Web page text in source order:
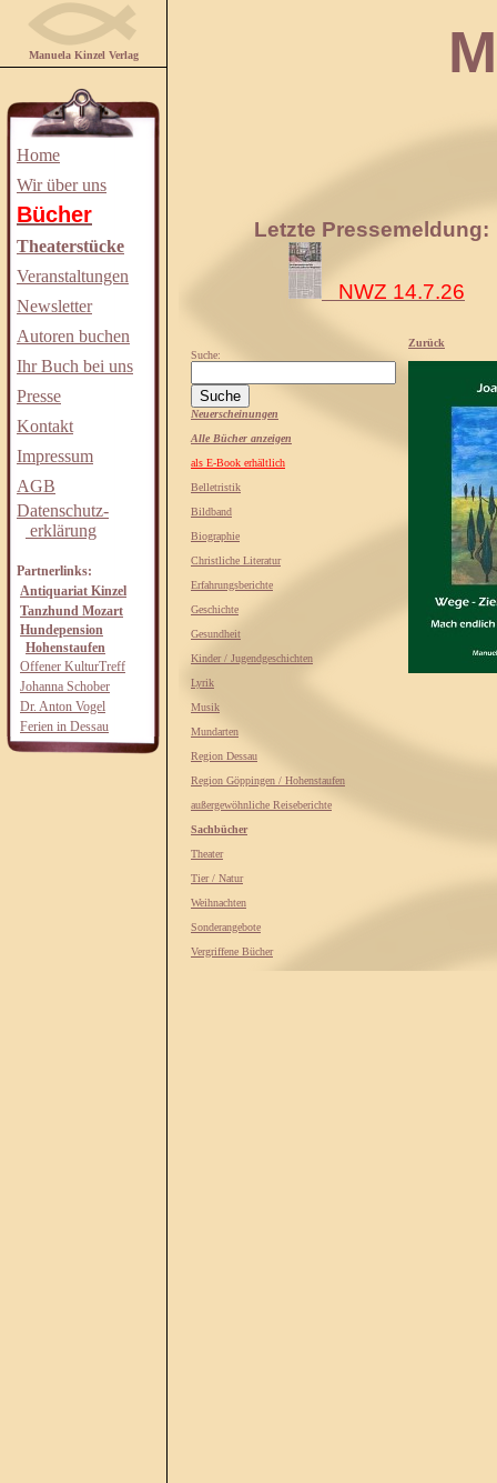
Manuela Kinzel Verlag
Home
Wir über uns
Bücher
Theaterstücke
Veranstaltungen
Newsletter
Autoren buchen
Ihr Buch bei uns
Presse
Kontakt
Impressum
AGB
Datenschutz-
erklärung
Partnerlinks:
Antiquariat Kinzel
Tanzhund Mozart
Hundepension
Hohenstaufen
Offener KulturTreff
Johanna Schober
Dr. Anton Vogel
Ferien in Dessau
Letzte Pressemeldung:
NWZ 14.7.26
Suche:
Neuerscheinungen
Alle Bücher anzeigen
als E-Book erhältlich
Belletristik
Bildband
Biographie
Christliche Literatur
Erfahrungsberichte
Geschichte
Gesundheit
Kinder / Jugendgeschichten
Lyrik
Musik
Mundarten
Region Dessau
Region Göppingen / Hohenstaufen
außergewöhnliche Reiseberichte
Sachbücher
Theater
Tier / Natur
Weihnachten
Sonderangebote
Vergriffene Bücher
Zurück